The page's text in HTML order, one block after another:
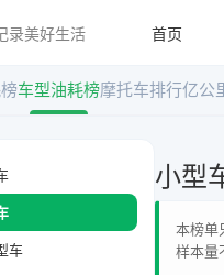
录美好生活 首页
车型油耗榜摩托车排行亿公
车
小型
本榜单
样本量